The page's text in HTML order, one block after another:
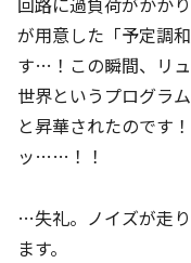
が用意した「予定調
す…！この瞬間、リ
世界というプログラ
と昇華されたのです
ッ……！！
…失礼。ノイズが走
ます。